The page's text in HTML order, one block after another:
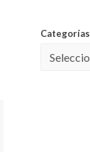
Categorías